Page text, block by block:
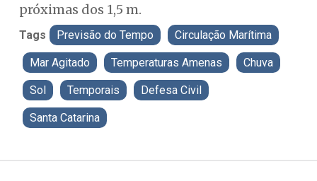
próximas dos 1,5 m.
Tags Previsão do Tempo Circulação Marítima
Mar Agitado Temperaturas Amenas Chuva
Sol Temporais Defesa Civil
Santa Catarina